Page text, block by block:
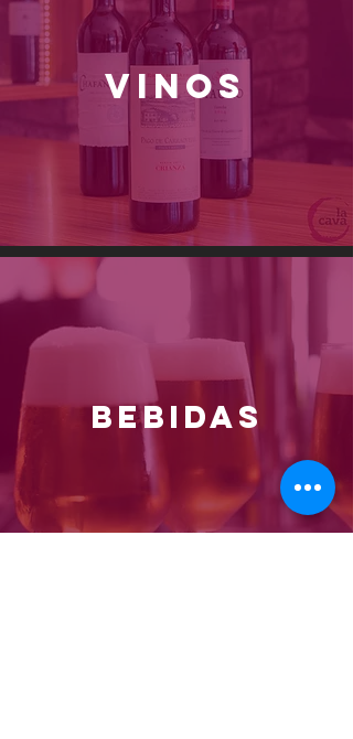
VINOS
BEBIDAS